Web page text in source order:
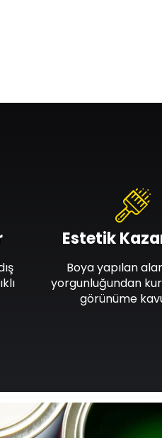
Estetik
Boya yapılan
yorgunluğundan
görünüme